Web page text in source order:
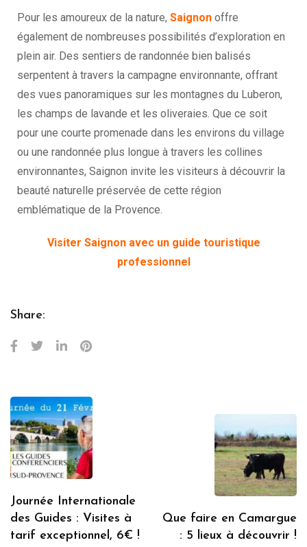
Pour les amoureux de la nature, Saignon offre
également de nombreuses possibilités d’exploration en
plein air. Des sentiers de randonnée bien balisés
serpentent à travers la campagne environnante, offrant
des vues panoramiques sur les montagnes du Luberon,
les champs de lavande et les oliveraies. Que ce soit
pour une courte promenade dans les environs du village
ou une randonnée plus longue à travers les collines
environnantes, Saignon invite les visiteurs à découvrir la
beauté naturelle préservée de cette région
emblématique de la Provence.
Visiter Saignon avec un guide touristique
professionnel
Share:
Journée Internationale
des Guides : Visites à
tarif exceptionnel, 6€ !
Que faire en Camargue
: 5 lieux à découvrir !